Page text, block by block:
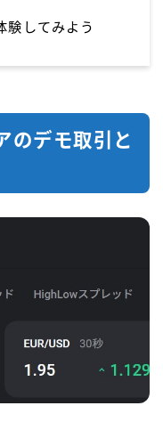
験してみよう
のデモ取引と